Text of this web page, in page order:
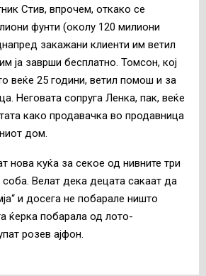
Стив, впрочем, откако се
фунти (околу 120 милиони
закажани клиенти им ветил
ја заврши бесплатно. Томсон, кој
веќе 25 години, ветил помош и за
Неговата сопруга Ленка, пак, веќе
како продавачка во продавница
дом.
нова куќа за секое од нивните три
Велат дека децата сакаат да
и досега не побарале ништо
ќерка побарала од лото-
розев ајфон.